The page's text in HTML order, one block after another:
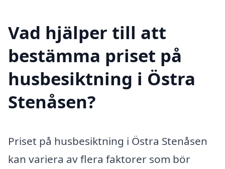
Vad hjälper till att
bestämma priset på
husbesiktning i Östra
Stenåsen?
Priset på husbesiktning i Östra Stenåsen
kan variera av flera faktorer som bör